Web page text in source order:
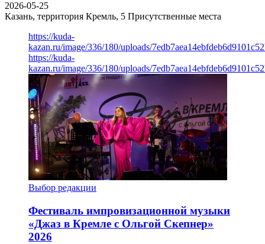
2026-05-25
Казань, территория Кремль, 5 Присутственные места
https://kuda-
kazan.ru/image/336/180/uploads/
https://kuda-
kazan.ru/image/336/180/uploads/
Выбор редакции
Фестиваль импровизационной музыки
«Джаз в Кремле с Ольгой Скепнер»
2026